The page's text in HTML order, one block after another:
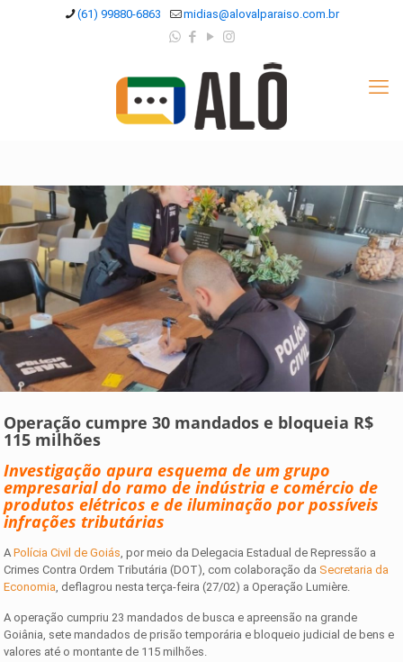
(61) 99880-6863 midias@alovalparaiso.com.br
Operação cumpre 30 mandados e bloqueia R$
115 milhões
Investigação apura esquema de um grupo
empresarial do ramo de indústria e comércio de
produtos elétricos e de iluminação por possíveis
infrações tributárias
APolícia Civil de Goiás , por meio da Delegacia Estadual de Repressão a
Crimes Contra Ordem Tributária (DOT), com colaboração da Secretaria da
Economia , deflagrou nesta terça-feira (27/02) a Operação Lumière.
A operação cumpriu 23 mandados de busca e apreensão na grande
Goiânia, sete mandados de prisão temporária e bloqueio judicial de bens e
valores até o montante de 115 milhões.